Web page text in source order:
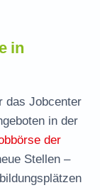
in
das Jobcenter
in der
der
Stellen –